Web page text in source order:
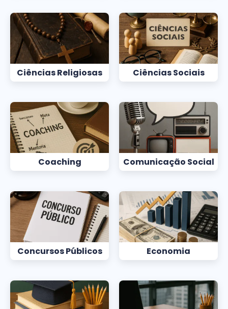
Ciências Religiosas Ciências Sociais
Coaching Comunicação Social
Concursos Públicos Economia